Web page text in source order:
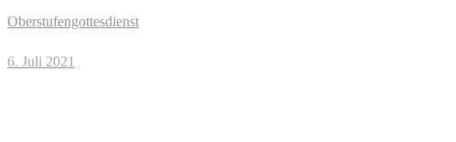
Oberstufengottesdienst
6. Juli 2021